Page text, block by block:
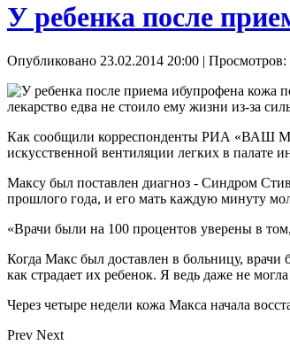
У ребенка после
Опубликовано 23.02.2014 20:00 | Просмотров:
лекарство едва не стоило ему жизни из-за
Как сообщили корреспонденты РИА «ВАШ
искусственной вентиляции легких в палате
Максу был поставлен диагноз - Синдром
прошлого года, и его мать каждую минуту
«Врачи были на 100 процентов уверены в
Когда Макс был доставлен в больницу,
как страдает их ребенок. Я ведь даже не
Через четыре недели кожа Макса начала
Prev Next